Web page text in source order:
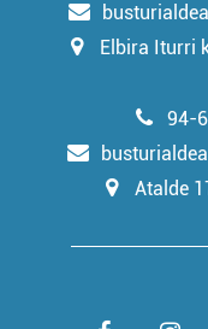
Elbira Iturri
94-
Atalde